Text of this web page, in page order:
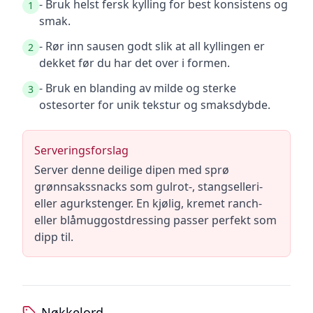
1 - Bruk helst fersk kylling for best konsistens og
smak.
2 - Rør inn sausen godt slik at all kyllingen er
dekket før du har det over i formen.
3 - Bruk en blanding av milde og sterke
ostesorter for unik tekstur og smaksdybde.
Serveringsforslag
Server denne deilige dipen med sprø
grønnsakssnacks som gulrot-, stangselleri-
eller agurkstenger. En kjølig, kremet ranch-
eller blåmuggostdressing passer perfekt som
dipp til.